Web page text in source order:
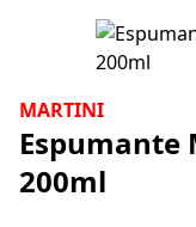
MARTINI
Espumante
200ml